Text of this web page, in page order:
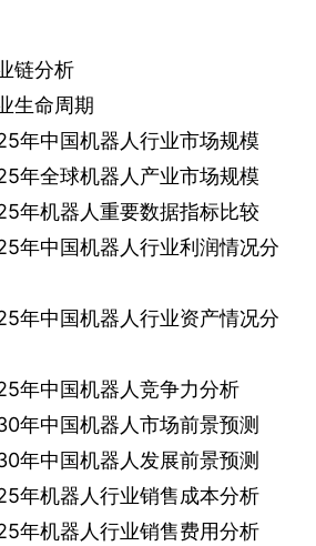
链分析
生命周期
年中国机器人行业市场规模
年全球机器人产业市场规模
年机器人重要数据指标比较
年中国机器人行业利润情况分
年中国机器人行业资产情况分
年中国机器人竞争力分析
年中国机器人市场前景预测
年中国机器人发展前景预测
年机器人行业销售成本分析
年机器人行业销售费用分析